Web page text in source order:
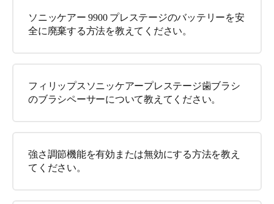
ソニッケアー 9900 プレステージのバッテリーを安
全に廃棄する方法を教えてください。
フィリップスソニッケアープレステージ歯ブラシ
のブラシペーサーについて教えてください。
強さ調節機能を有効または無効にする方法を教え
てください。